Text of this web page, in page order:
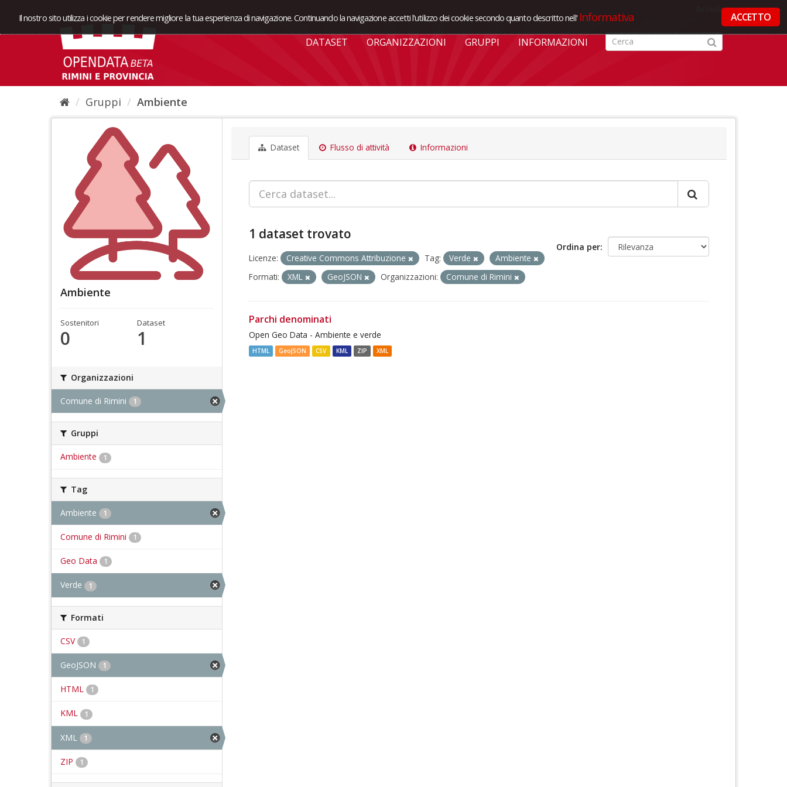
Il nostro sito utilizza i cookie per rendere migliore la tua esperienza di navigazione. Continuando la navigazione accetti l'utilizzo dei cookie secondo quanto descritto nell' Informativa ACCETTO
DATASET ORGANIZZAZIONI GRUPPI INFORMAZIONI
Gruppi Ambiente
Ambiente
Sostenitori
0
Dataset
1
Organizzazioni
Comune di Rimini 1
Gruppi
Ambiente 1
Tag
Ambiente 1
Comune di Rimini 1
Geo Data 1
Verde 1
Formati
CSV 1
GeoJSON 1
HTML 1
KML 1
XML 1
ZIP 1
Dataset Flusso di attività Informazioni
Ordina per
1 dataset trovato
Licenze: Creative Commons Attribuzione Tag: Verde
Ambiente
Formati:
XML GeoJSON Organizzazioni: Comune di Rimini
Parchi denominati
Open Geo Data - Ambiente e verde
HTML GeoJSON CSV KML ZIP XML